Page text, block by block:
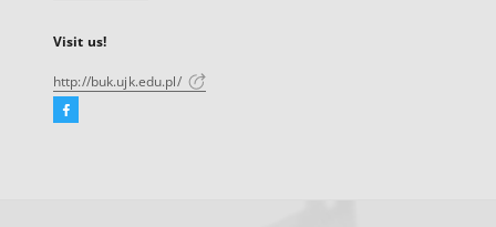
Visit us!
http://buk.ujk.edu.pl/
Facebook